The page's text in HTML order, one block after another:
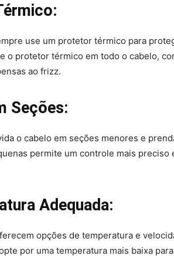
use um protetor térmico para
o protetor térmico em todo o cabelo,
ao frizz.
Seções:
o cabelo em seções menores e
permite um controle mais preciso
Adequada:
opções de temperatura e
por uma temperatura mais baixa